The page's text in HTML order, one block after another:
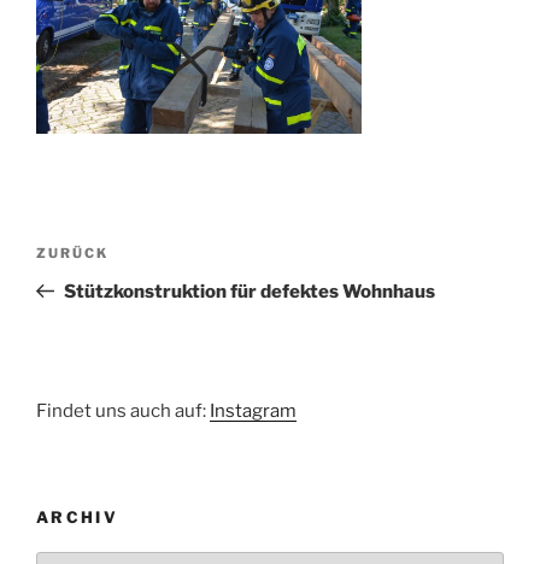
Beitragsnavigation
Vorheriger
Beitrag
ZURÜCK
Stützkonstruktion für defektes Wohnhaus
Findet uns auch auf: Instagram
ARCHIV